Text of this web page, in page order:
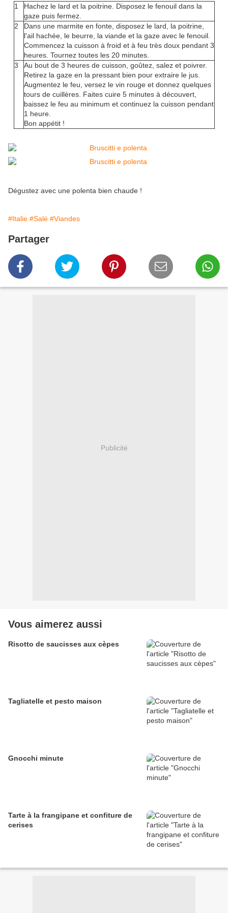
1
Hachez le lard et la poitrine. Disposez le fenouil dans la
gaze puis fermez.
2
Dans une marmite en fonte, disposez le lard, la poitrine,
l'ail hachée, le beurre, la viande et la gaze avec le fenouil.
Commencez la cuisson à froid et à feu très doux pendant 3
heures. Tournez toutes les 20 minutes.
3
Au bout de 3 heures de cuisson, goûtez, salez et poivrer.
Retirez la gaze en la pressant bien pour extraire le jus.
Augmentez le feu, versez le vin rouge et donnez quelques
tours de cuillères. Faites cuire 5 minutes à découvert,
baissez le feu au minimum et continuez la cuisson pendant
1 heure.
Bon appétit !
Dégustez avec une polenta bien chaude !
#Italie #Salé #Viandes
Partager
Publicité
Vous aimerez aussi
Risotto de saucisses aux cèpes
Tagliatelle et pesto maison
Gnocchi minute
Tarte à la frangipane et confiture de
cerises